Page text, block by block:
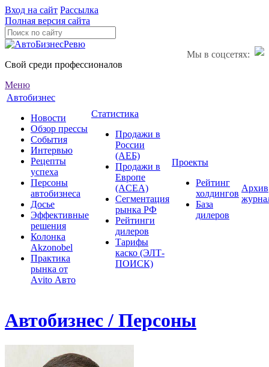
Вход на сайт Рассылка
Полная версия сайта
Мы в соцсетях:
Свой среди профессионалов
Меню
Автобизнес
Новости
Обзор прессы
События
Интервью
Рецепты
успеха
Персоны
автобизнеса
Досье
Эффективные
решения
Колонка
Akzonobel
Практика
рынка от
Аvito Авто
Статистика
Продажи в
России
(АЕБ)
Продажи в
Европе
(ACEA)
Сегментация
рынка РФ
Рейтинги
дилеров
Тарифы
каско (ЭЛТ-
ПОИСК)
Проекты
Рейтинг
холдингов
База
дилеров
Архив
Автобизнес / Персоны